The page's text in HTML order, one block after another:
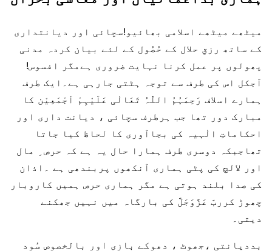
میٹھے میٹھے اسلامی بھائیو!سچائی اور دیانتداری
کے ساتھ رزقِ حلال کے حُصُول کے لئے بیان کردہ مدنی
پھولوں پر عمل کرنا نہایت ضروری ہےمگر افسوس!
آجکل اس کی طرف سے توجہ ہٹتی جارہی ہے۔ایک طرف
ہمارے اسلاف رَحِمَہُمُ اللّٰہُ تَعَالٰی عَلَیْہِمْ اَجْمَعِیْن کا
مبارک دور تھا جب ہرطرف سچائی ، دیانت داری اور
احکاماتِ الٰہیہ کی بجاآوری کا لحاظ کیا جاتا
تھاجبکہ دوسری طرف ہمارا حال یہ ہے کہ حرص ِ مال
اور لالچ کی پٹی ہماری آنکھوں پربندھی ہے ۔اذان
کی صدا بلند ہوتی ہے مگر ہماری حرص ہمیں کاروبار
چھوڑ کرربّ عَزَّوَجَلَّ کی بارگاہ میں نہیں جھکنے
دیتی۔
بددیانتی ،جھوٹ ، دھوکے بازی اور بالخصوص سُود